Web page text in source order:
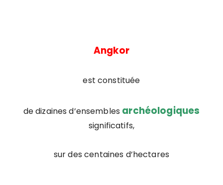
Angkor
est constituée
de dizaines d’ensembles archéologiques
significatifs,
sur des centaines d’hectares